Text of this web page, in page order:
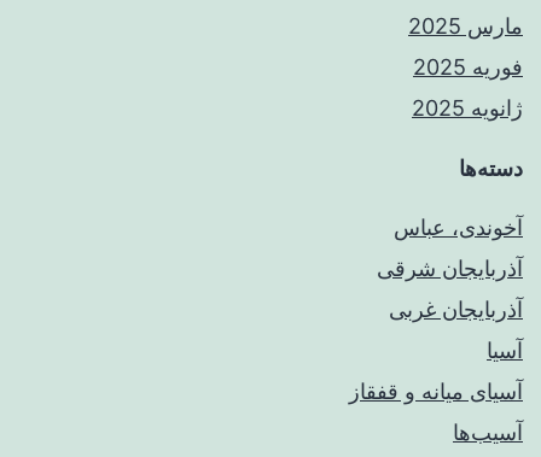
مارس 2025
فوریه 2025
ژانویه 2025
دسته‌ها
آخوندی، عباس
آذربایجان شرقی
آذربایجان غربی
آسیا
آسیای میانه و قفقاز
آسیب‌ها